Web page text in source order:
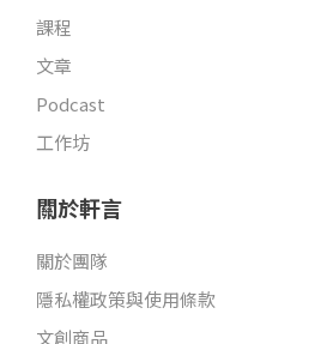
課程
文章
Podcast
工作坊
關於軒言
關於團隊
隱私權政策與使用條款
文創商品